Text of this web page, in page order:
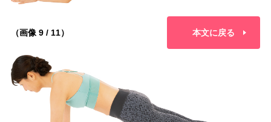
（画像 9 / 11） 本文に戻る